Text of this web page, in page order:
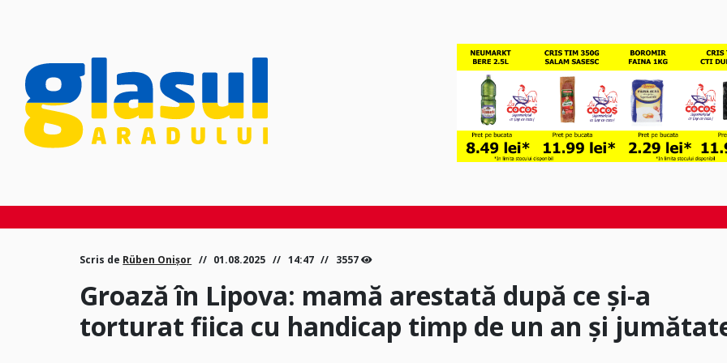
Scris de Rüben Onișor 01.08.2025 14:47 3557
Groază în Lipova: mamă arestată după ce și-a
torturat fiica cu handicap timp de un an și